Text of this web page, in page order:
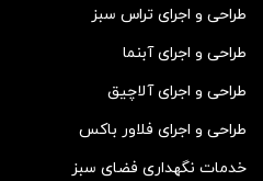
طراحی و اجرای تراس سبز
طراحی و اجرای آبنما
طراحی و اجرای آلاچیق
طراحی و اجرای فلاور باکس
خدمات نگهداری فضای سبز